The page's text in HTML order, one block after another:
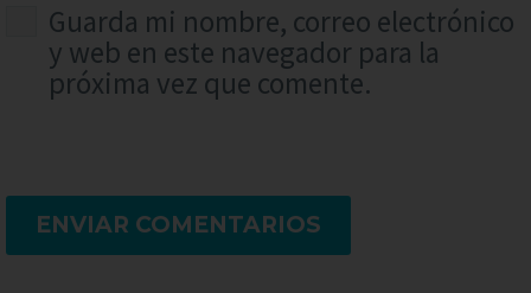
Guarda mi nombre, correo electrónico
y web en este navegador para la
próxima vez que comente.
ENVIAR COMENTARIOS